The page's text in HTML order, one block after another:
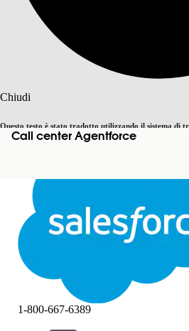
Chiudi
Questo testo è stato tradotto utilizzando il sistema di
Ulteriori dettagli sono disponibiliqui. Passa
Chiudi Chiudi
Call center Agentforce
1-800-667-6389